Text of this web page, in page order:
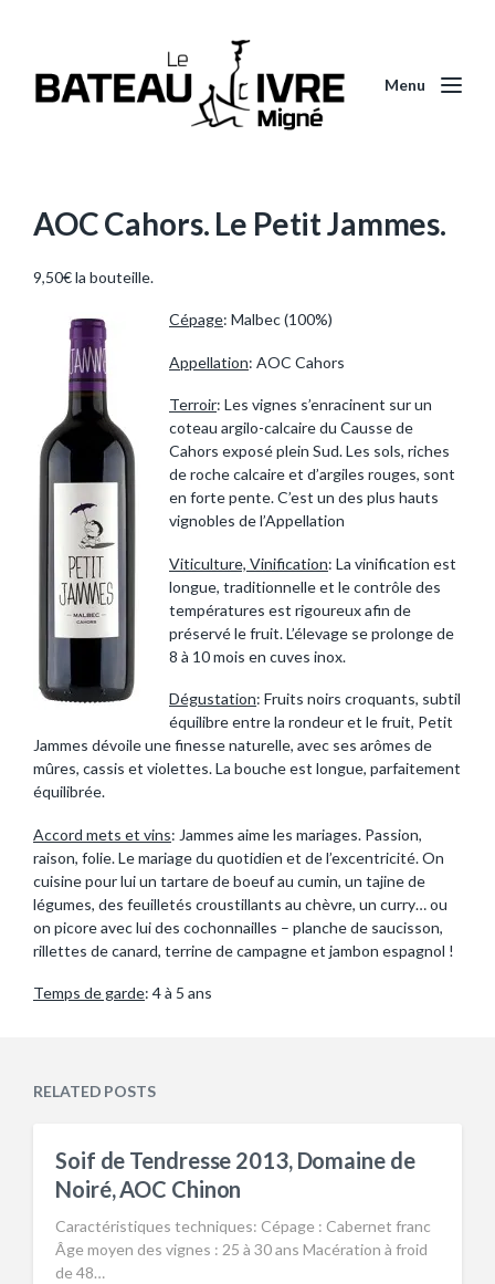
Menu
AOC Cahors. Le Petit Jammes.
9,50€ la bouteille.
Cépage: Malbec (100%)
Appellation: AOC Cahors
Terroir: Les vignes s’enracinent sur un
coteau argilo-calcaire du Causse de
Cahors exposé plein Sud. Les sols, riches
de roche calcaire et d’argiles rouges, sont
en forte pente. C’est un des plus hauts
vignobles de l’Appellation
Viticulture, Vinification: La vinification est
longue, traditionnelle et le contrôle des
températures est rigoureux afin de
préservé le fruit. L’élevage se prolonge de
8 à 10 mois en cuves inox.
Dégustation: Fruits noirs croquants, subtil
équilibre entre la rondeur et le fruit, Petit
Jammes dévoile une finesse naturelle, avec ses arômes de
mûres, cassis et violettes. La bouche est longue, parfaitement
équilibrée.
Accord mets et vins: Jammes aime les mariages. Passion,
raison, folie. Le mariage du quotidien et de l’excentricité. On
cuisine pour lui un tartare de boeuf au cumin, un tajine de
légumes, des feuilletés croustillants au chèvre, un curry… ou
on picore avec lui des cochonnailles – planche de saucisson,
rillettes de canard, terrine de campagne et jambon espagnol !
Temps de garde: 4 à 5 ans
RELATED POSTS
Soif de Tendresse 2013, Domaine de
Noiré, AOC Chinon
Caractéristiques techniques: Cépage : Cabernet franc
Âge moyen des vignes : 25 à 30 ans Macération à froid
de 48…